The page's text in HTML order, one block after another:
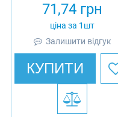
71,74 грн
ціна за 1шт
Залишити відгук
КУПИТИ